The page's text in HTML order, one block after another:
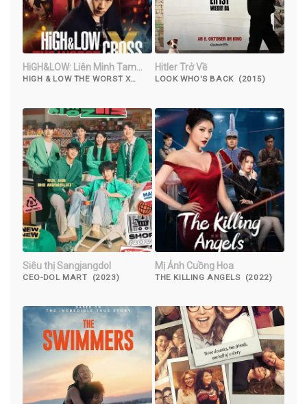
HiGH&LOW: Liên Minh Tam
Trung
HIGH & LOW THE WORST X
Hitler Trở Về
LOOK WHO'S BACK (2015)
Siêu thị Sangjangdol
CEO-DOL MART (2023)
Mị Ảnh Cuồng Hoa
THE KILLING ANGELS (2022)